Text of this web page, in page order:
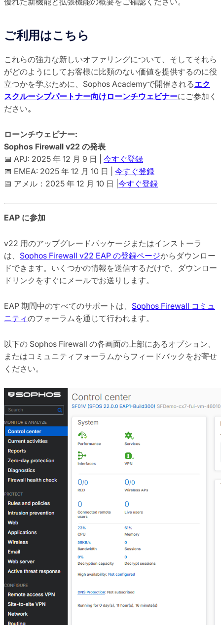
ご利用はこちら
これらの強力な新しいオファリングについて、そしてそれら
がどのようにしてお客様に比類のない価値を提供するのに役
立つかを学ぶために、Sophos Academyで開催されるエク
スクルーシブパートナー向けローンチウェビナーにご参加く
ださい。
ローンチウェビナー:
Sophos Firewall v22 の発表
📅 APJ: 2025 年 12 月 9 日 | 今すぐ登録
📅 EMEA: 2025 年 12 月 10 日 | 今すぐ登録
📅 アメル：2025 年 12 月 10 日 | 今すぐ登録
EAP に参加
v22 用のアップグレードパッケージまたはインストーラ
は、 Sophos Firewall v22 EAP の登録ページからダウンロー
ドできます。いくつかの情報を送信するだけで、ダウンロー
ドリンクをすぐにメールでお送りします。
EAP 期間中のすべてのサポートは、 Sophos Firewall コミュ
ニティのフォーラムを通じて行われます。
以下の Sophos Firewall の各画面の上部にあるオプション、
またはコミュニティフォーラムからフィードバックをお寄せ
ください。